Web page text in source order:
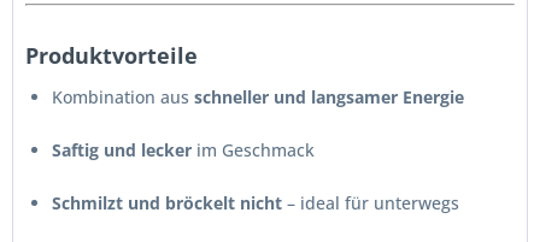
Produktvorteile
Kombination aus schneller und langsamer Energie
Saftig und lecker im Geschmack
Schmilzt und bröckelt nicht – ideal für unterwegs